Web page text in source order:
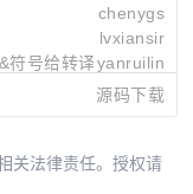
chenygs
lvxiansir
符号给转译了yanruilin
与代码实际逻辑不符
周天翼
2026-08-05 12:59
源码下载
关法律责任。授权请